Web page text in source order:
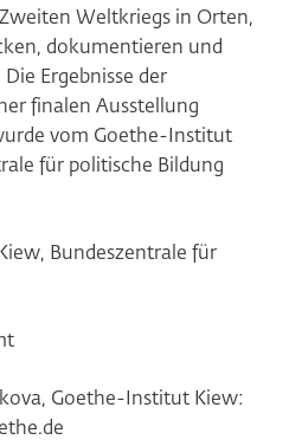
Weltkriegs in Orten,
dokumentieren und
Ergebnisse der
finalen Ausstellung
vom Goethe-Institut
für politische Bildung
Bundeszentrale für
Goethe-Institut Kiew: